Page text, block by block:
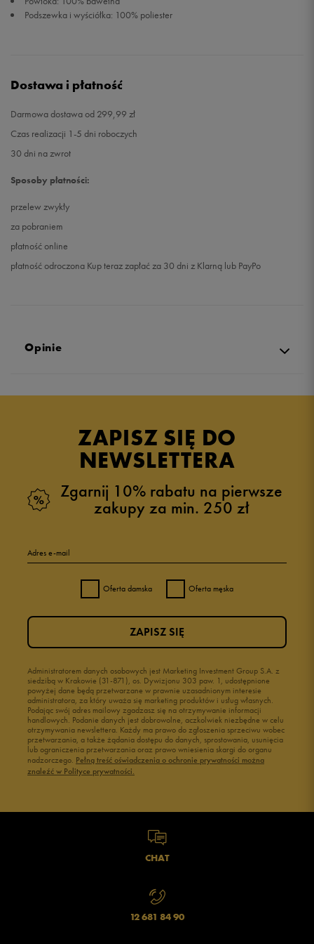
Podszewka i wyściółka: 100% poliester
Dostawa i płatność
Darmowa dostawa od 299,99 zł
Czas realizacji 1-5 dni roboczych
30 dni na zwrot
Sposoby płatności:
przelew zwykły
za pobraniem
płatność online
płatność odroczona Kup teraz zapłać za 30 dni z Klarną lub PayPo
Opinie
ZAPISZ SIĘ DO
NEWSLETTERA
Zgarnij 10% rabatu na pierwsze
zakupy za min. 250 zł
Adres e-mail
Oferta damska Oferta męska
Administratorem danych osobowych jest Marketing Investment Group S.A. z
siedzibą w Krakowie (31-871), os. Dywizjonu 303 paw. 1, udostępnione
powyżej dane będą przetwarzane w prawnie uzasadnionym interesie
administratora, za który uważa się marketing produktów i usług własnych.
Podając swój adres mailowy zgadzasz się na otrzymywanie informacji
handlowych. Podanie danych jest dobrowolne, aczkolwiek niezbędne w celu
otrzymywania newslettera. Każdy ma prawo do zgłoszenia sprzeciwu wobec
przetwarzania, a także żądania dostępu do danych, sprostowania, usunięcia
lub ograniczenia przetwarzania oraz prawo wniesienia skargi do organu
nadzorczego. Pełną treść oświadczenia o ochronie prywatności można
znaleźć w Polityce prywatności.
ZAPISZ SIĘ
CHAT
12 681 84 90